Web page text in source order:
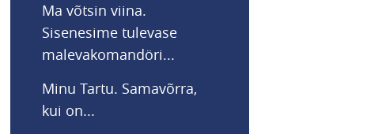
Ma võtsin viina.
Sisenesime tulevase
malevakomandöri...
Minu Tartu. Samavõrra,
kui on...